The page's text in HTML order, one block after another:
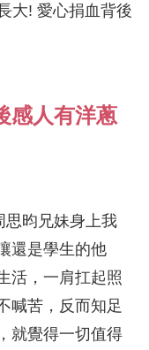
大! 愛心捐血背後
感人有洋蔥
昀兄妹身上我
還是學生的他
活，一肩扛起照
喊苦，反而知足
就覺得一切值得